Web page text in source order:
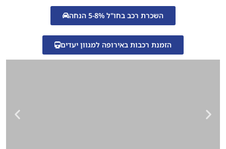
השכרת רכב בחו"ל 5-8% הנחה
הזמנת רכבות באירופה למגוון יעדים